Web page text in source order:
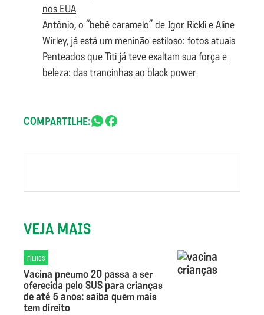
nos EUA
Antônio, o “bebê caramelo” de Igor Rickli e Aline
Wirley, já está um meninão estiloso: fotos atuais
Penteados que Titi já teve exaltam sua força e
beleza: das trancinhas ao black power
COMPARTILHE:
VEJA MAIS
FILHOS
Vacina pneumo 20 passa a ser
oferecida pelo SUS para crianças
de até 5 anos: saiba quem mais
tem direito